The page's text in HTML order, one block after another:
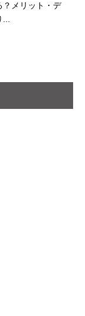
？メリット・デ
...